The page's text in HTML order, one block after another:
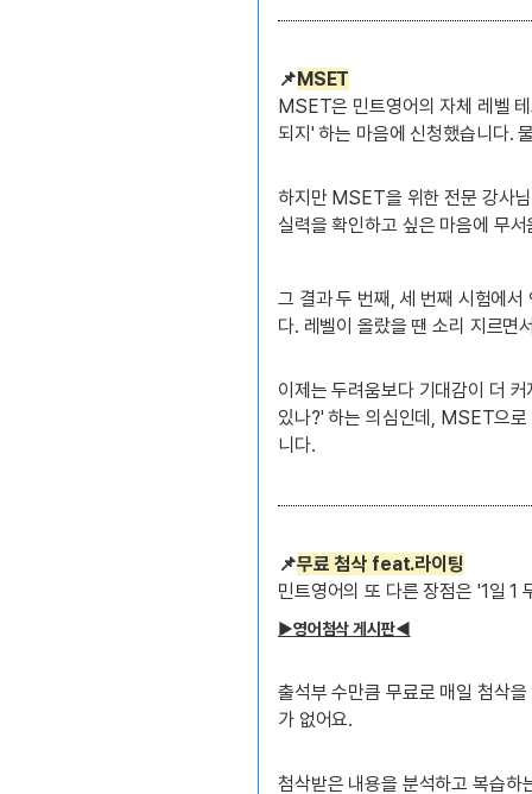
📌MSET
MSET은 민트영어의 자체 레벨
되지' 하는 마음에 신청했습니다.
하지만 MSET을 위한 전문 강사
실력을 확인하고 싶은 마음에 무
그 결과 두 번째, 세 번째 시험에
다. 레벨이 올랐을 땐 소리 지르면
이제는 두려움보다 기대감이 더
있나?' 하는 의심인데, MSET으로
니다.
📌무료 첨삭 feat.라이팅
민트영어의 또 다른 장점은 '1일 1
▶영어첨삭 게시판◀
출석부 수만큼 무료로 매일 첨삭
가 없어요.
첨삭받은 내용을 분석하고 복습하